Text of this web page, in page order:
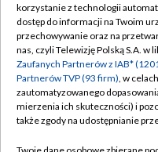
Abonament TVP
Emisja w TVP
Centrum informacji TVP
Naziemna Telewizja
korzystanie z technologii
dostęp do informacji na Twoim
przechowywanie oraz na
nas, czyli Telewizję Polską S.A. w
Zaufanych Partnerów z IAB*
Partnerów TVP (93 firm), w
zautomatyzowanego
mierzenia ich skuteczności) i
także zgody na udostępnianie